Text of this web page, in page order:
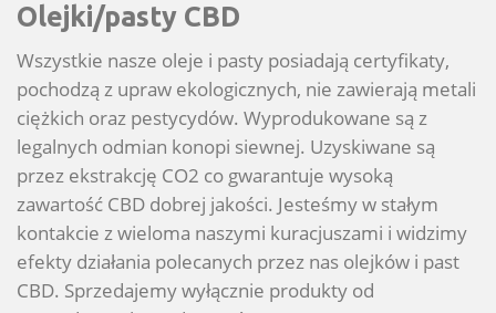
Olejki/pasty CBD
Wszystkie nasze oleje i pasty posiadają certyfikaty,
pochodzą z upraw ekologicznych, nie zawierają metali
ciężkich oraz pestycydów. Wyprodukowane są z
legalnych odmian konopi siewnej. Uzyskiwane są
przez ekstrakcję CO2 co gwarantuje wysoką
zawartość CBD dobrej jakości. Jesteśmy w stałym
kontakcie z wieloma naszymi kuracjuszami i widzimy
efekty działania polecanych przez nas olejków i past
CBD. Sprzedajemy wyłącznie produkty od